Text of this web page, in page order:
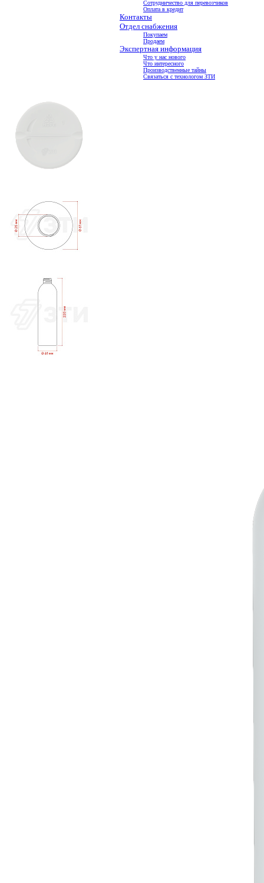
Сотрудничество для перевозчиков
Оплата в кредит
Контакты
Отдел снабжения
Покупаем
Продаем
Экспертная информация
Что у нас нового
Что интересного
Производственные тайны
Связаться с технологом ЗТИ